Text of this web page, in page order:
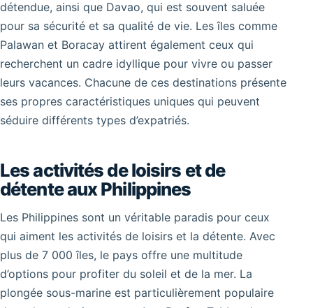
détendue, ainsi que Davao, qui est souvent saluée
pour sa sécurité et sa qualité de vie. Les îles comme
Palawan et Boracay attirent également ceux qui
recherchent un cadre idyllique pour vivre ou passer
leurs vacances. Chacune de ces destinations présente
ses propres caractéristiques uniques qui peuvent
séduire différents types d’expatriés.
Les activités de loisirs et de
détente aux Philippines
Les Philippines sont un véritable paradis pour ceux
qui aiment les activités de loisirs et la détente. Avec
plus de 7 000 îles, le pays offre une multitude
d’options pour profiter du soleil et de la mer. La
plongée sous-marine est particulièrement populaire